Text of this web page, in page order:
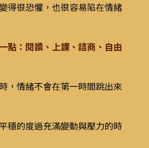
得很恐懼，也很容易陷在情緒
點：閱讀、上課、諮商、自由
，情緒不會在第一時間跳出來
穩的度過充滿變動與壓力的時